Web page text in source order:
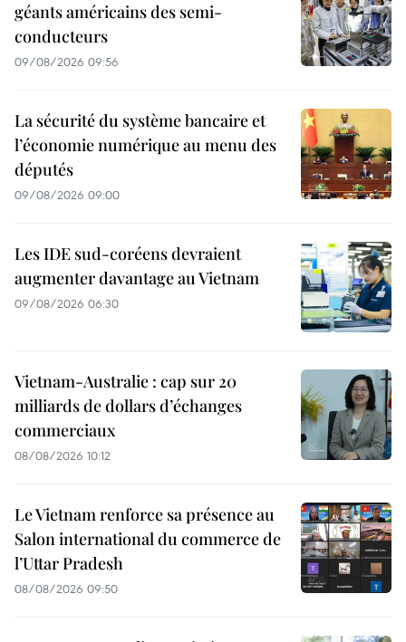
géants américains des semi-
conducteurs
09/08/2026 09:56
La sécurité du système bancaire et
l’économie numérique au menu des
députés
09/08/2026 09:00
Les IDE sud-coréens devraient
augmenter davantage au Vietnam
09/08/2026 06:30
Vietnam-Australie : cap sur 20
milliards de dollars d’échanges
commerciaux
08/08/2026 10:12
Le Vietnam renforce sa présence au
Salon international du commerce de
l’Uttar Pradesh
08/08/2026 09:50